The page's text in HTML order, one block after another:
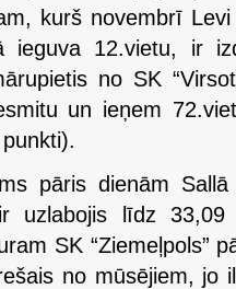
kurš novembrī
ieguva 12.vietu, ir
no SK
un ieņem
pāris dienām
uzlabojis līdz
SK “Ziemeļpols”
no mūsējiem, jo